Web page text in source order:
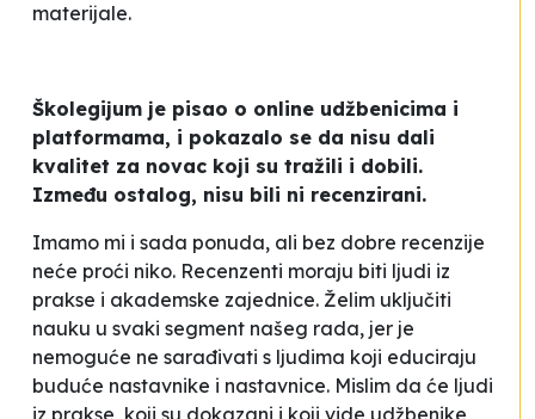
materijale.
Školegijum je pisao o online udžbenicima i
platformama, i pokazalo se da nisu dali
kvalitet za novac koji su tražili i dobili.
Između ostalog, nisu bili ni recenzirani.
Imamo mi i sada ponuda, ali bez dobre recenzije
neće proći niko. Recenzenti moraju biti ljudi iz
prakse i akademske zajednice. Želim uključiti
nauku u svaki segment našeg rada, jer je
nemoguće ne sarađivati s ljudima koji educiraju
buduće nastavnike i nastavnice. Mislim da će ljudi